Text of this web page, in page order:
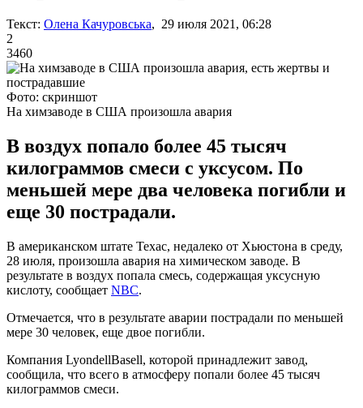
Текст: Олена Качуровська, 29 июля 2021, 06:28
2
3460
Фото: скриншот
На химзаводе в США произошла авария
В воздух попало более 45 тысяч
килограммов смеси с уксусом. По
меньшей мере два человека погибли и
еще 30 пострадали.
В американском штате Техас, недалеко от Хьюстона в среду,
28 июля, произошла авария на химическом заводе. В
результате в воздух попала смесь, содержащая уксусную
кислоту, сообщает NBC.
Отмечается, что в результате аварии пострадали по меньшей
мере 30 человек, еще двое погибли.
Компания LyondellBasell, которой принадлежит завод,
сообщила, что всего в атмосферу попали более 45 тысяч
килограммов смеси.